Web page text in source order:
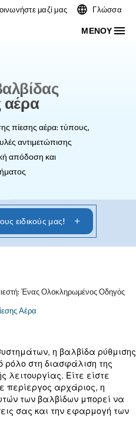
Επικοινωνήστε μαζί μας
βαλβίδας
αέρα
ρύθμισης πίεσης αέρα:
συμβουλές αντιμετώπισης
συστήματος
τους ειδικούς μας!
Ένας
Πίεσης Αέρα